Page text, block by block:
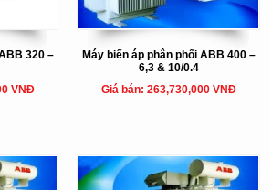
320 –
VNĐ
Máy biến áp phân phối ABB 400 –
6,3 & 10/0.4
Giá bán: 263,730,000 VNĐ